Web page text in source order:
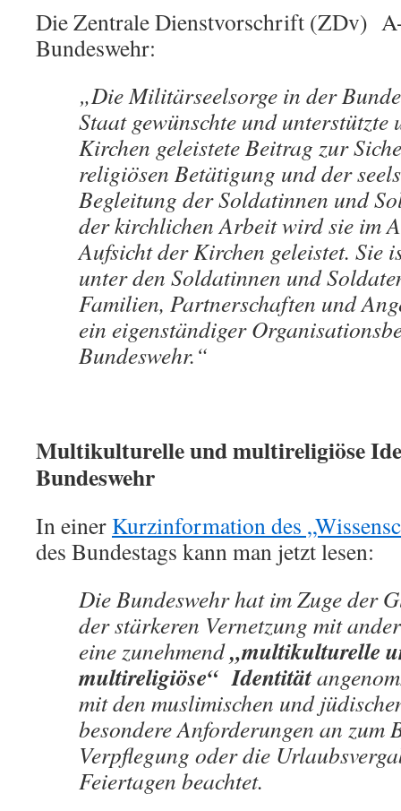
Die Zentrale Dienstvorschrift (ZDv)
Bundeswehr:
„Die Militärseelsorge in der
Staat gewünschte und unterstützte
Kirchen geleistete Beitrag zur
religiösen Betätigung und der
Begleitung der Soldatinnen und
der kirchlichen Arbeit wird sie im
Aufsicht der Kirchen geleistet. Sie
unter den Soldatinnen und
Familien, Partnerschaften und
ein eigenständiger
Bundeswehr.“
Multikulturelle und multireligiöse
Bundeswehr
In einer Kurzinformation des
des Bundestags kann man jetzt lesen:
Die Bundeswehr hat im Zuge der
der stärkeren Vernetzung mit
eine zunehmend„multikulturelle
multireligiöse“ Identität
mit den muslimischen und
besondere Anforderungen an zum
Verpflegung oder die
Feiertagen beachtet.